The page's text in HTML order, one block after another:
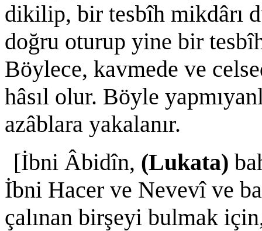
dikilip, bir tesbîh mikdârı
doğru oturup yine bir
Böylece, kavmede ve
hâsıl olur. Böyle
azâblara yakalanır.
[İbni Âbidîn, (Lukata)
İbni Hacer ve Nevevî ve
çalınan birşeyi bulmak